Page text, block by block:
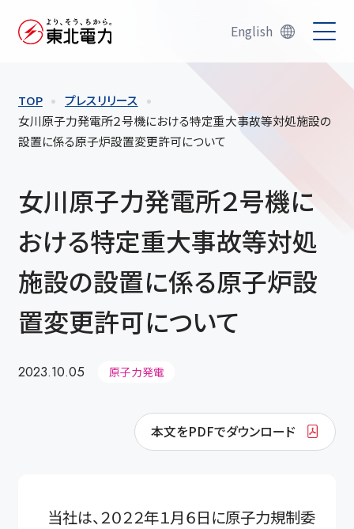
English
TOP
プレスリリース
女川原子力発電所２号機における特定重大事故等対処施設の
設置に係る原子炉設置変更許可について
女川原子力発電所２号機に
おける特定重大事故等対処
施設の設置に係る原子炉設
置変更許可について
2023.10.05 原子力発電
本文をPDFでダウンロード
当社は、２０２２年１月６日に原子力規制委